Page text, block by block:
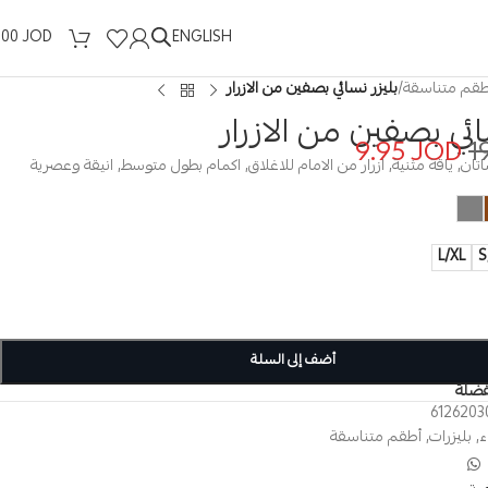
ENGLISH
JOD
متناسقة/بليزر نسائي بصفين من الازرار
بصفين من الازرار
9.95JOD
ياقة مثنية, ازرار من الامام للاغلاق, اكمام بطول متوسط, انيقة وعصرية
L/XL
أضف إلى السلة
, بليزرات,أطقم متناسقة